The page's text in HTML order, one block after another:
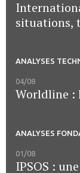
situations,
ANALYSES
04/08
Worldline :
ANALYSES
01/08
IPSOS :